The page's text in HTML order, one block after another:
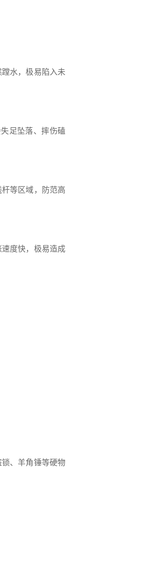
水，极易陷入未
足坠落、摔伤磕
等区域，防范高
度快，极易造成
、羊角锤等硬物